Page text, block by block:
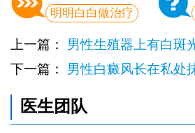
明明白白做治疗
上一篇： 男性生殖器上有白斑
下一篇： 男性白癜风长在私处
医生团队